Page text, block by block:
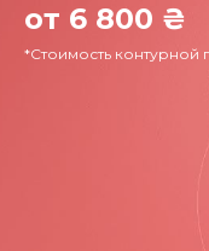
от 6 800 ₴
*Стоимость контурной